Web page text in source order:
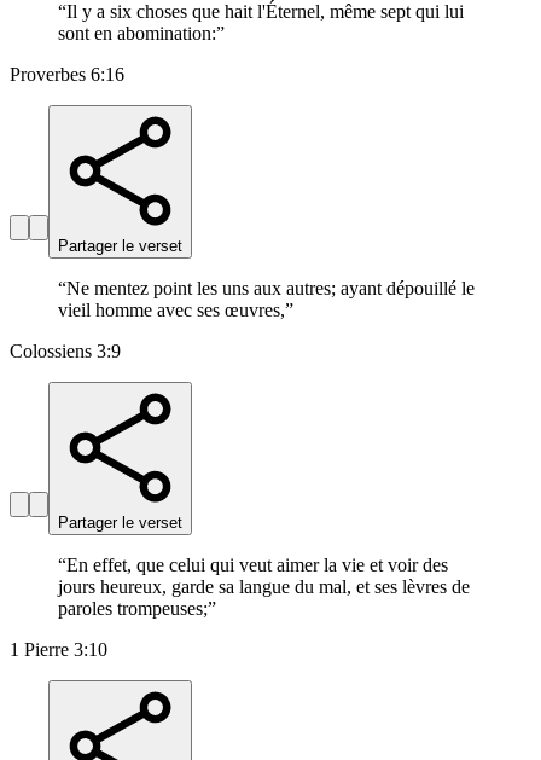
“Il y a six choses que hait l'Éternel, même sept qui lui
sont en abomination:”
Proverbes 6:16
Partager le verset
“Ne mentez point les uns aux autres; ayant dépouillé le
vieil homme avec ses œuvres,”
Colossiens 3:9
Partager le verset
“En effet, que celui qui veut aimer la vie et voir des
jours heureux, garde sa langue du mal, et ses lèvres de
paroles trompeuses;”
1 Pierre 3:10